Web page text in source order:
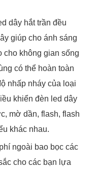
dây hắt trần đều
giúp cho ánh sáng
cho không gian sống
có thể hoàn toàn
nhấp nháy của loại
khiển đèn led dây
mờ dần, flash, flash
khác nhau.
ngoài bao bọc các
cho các bạn lựa